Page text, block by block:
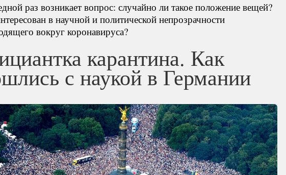
раз возникает вопрос: случайно ли такое положение вещей?
в научной и политической непрозрачности
вокруг коронавируса?
карантина. Как
с наукой в Германии